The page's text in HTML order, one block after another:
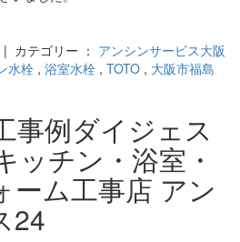
テゴリー ： アンシンサービス大阪
水栓 , 浴室水栓 , TOTO , 大阪市福島
事例ダイジェス
ッチン・浴室・
ーム工事店 アン
24